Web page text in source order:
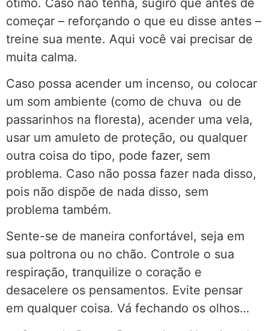
começar – reforçando o que eu disse antes –
treine sua mente. Aqui você vai precisar de
muita calma.
Caso possa acender um incenso, ou colocar
um som ambiente (como de chuva ou de
passarinhos na floresta), acender uma vela,
usar um amuleto de proteção, ou qualquer
outra coisa do tipo, pode fazer, sem
problema. Caso não possa fazer nada disso,
pois não dispõe de nada disso, sem
problema também.
Sente-se de maneira confortável, seja em
sua poltrona ou no chão. Controle o sua
respiração, tranquilize o coração e
desacelere os pensamentos. Evite pensar
em qualquer coisa. Vá fechando os olhos…